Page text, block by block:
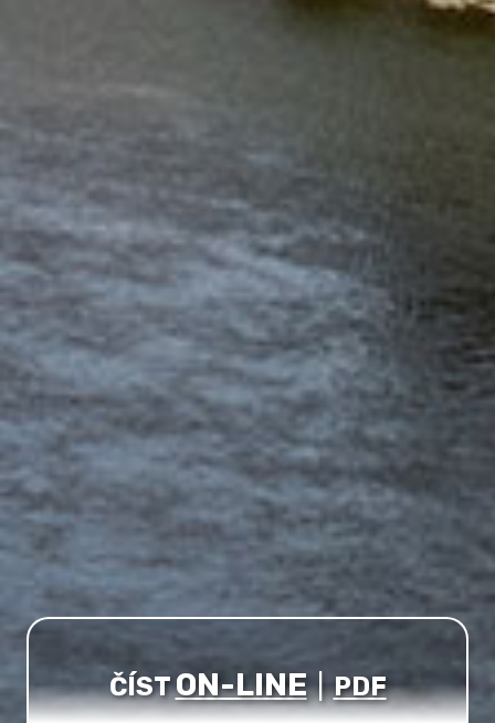
ČÍSTON-LINE | PDF